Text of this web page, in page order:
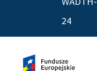
24